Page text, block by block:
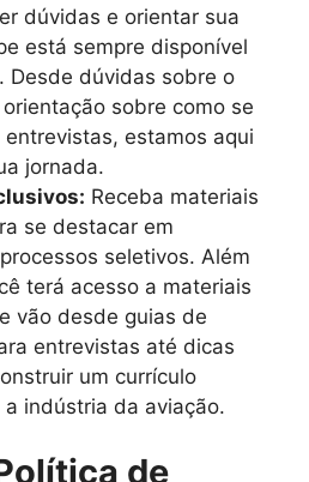
dúvidas e orientar sua
está sempre disponível
Desde dúvidas sobre o
sobre como se
entrevistas, estamos aqui
jornada.
Receba materiais
se destacar em
seletivos. Além
terá acesso a materiais
vão desde guias de
entrevistas até dicas
um currículo
indústria da aviação.
de